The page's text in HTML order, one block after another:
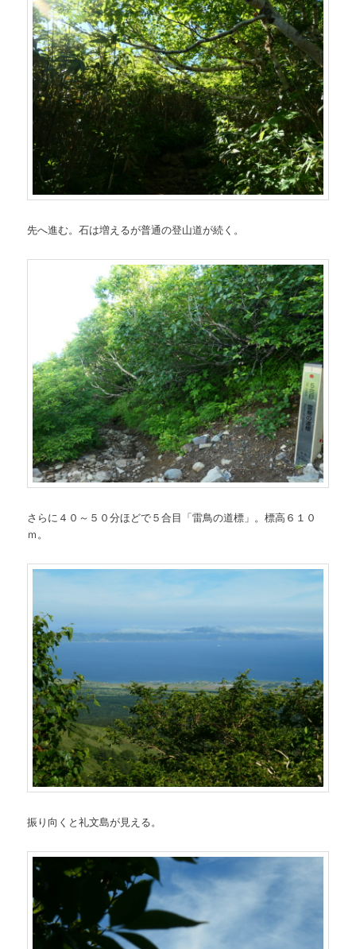
先へ進む。石は増えるが普通の登山道が続く。
さらに４０～５０分ほどで５合目「雷鳥の道標」。標高６１０
ｍ。
振り向くと礼文島が見える。